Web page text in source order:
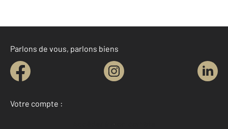
Parlons de vous, parlons biens
Votre compte :
Accéder à mon compte